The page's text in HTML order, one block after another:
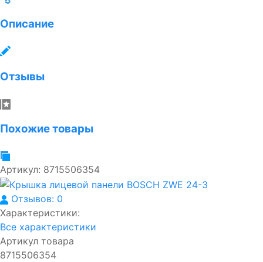
Описание
Отзывы
Похожие товары
Артикул: 8715506354
Отзывов: 0
Характеристики:
Все характеристики
Артикул товара
8715506354